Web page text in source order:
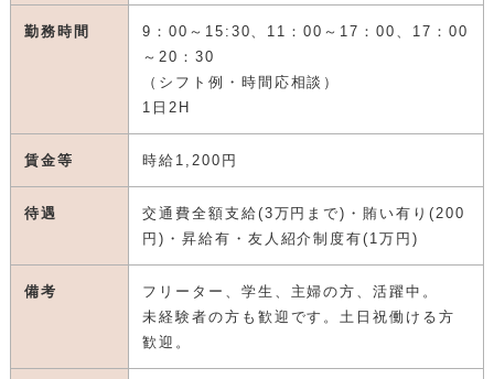
勤務時間
9：00～15:30、11：00～17：00、17：00
～20：30
（シフト例・時間応相談）
1日2H
賃金等 時給1,200円
待遇
交通費全額支給(3万円まで)・賄い有り(200
円)・昇給有・友人紹介制度有(1万円)
備考
フリーター、学生、主婦の方、活躍中。
未経験者の方も歓迎です。土日祝働ける方
歓迎。